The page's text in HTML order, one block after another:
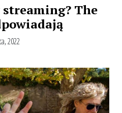
streaming? The
2022